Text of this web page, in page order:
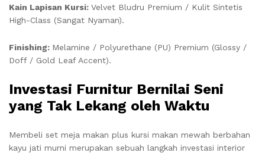
Kain Lapisan Kursi: Velvet Bludru Premium / Kulit Sintetis
High-Class (Sangat Nyaman).
Finishing: Melamine / Polyurethane (PU) Premium (Glossy /
Doff / Gold Leaf Accent).
Investasi Furnitur Bernilai Seni
yang Tak Lekang oleh Waktu
Membeli set meja makan plus kursi makan mewah berbahan
kayu jati murni merupakan sebuah langkah investasi interior